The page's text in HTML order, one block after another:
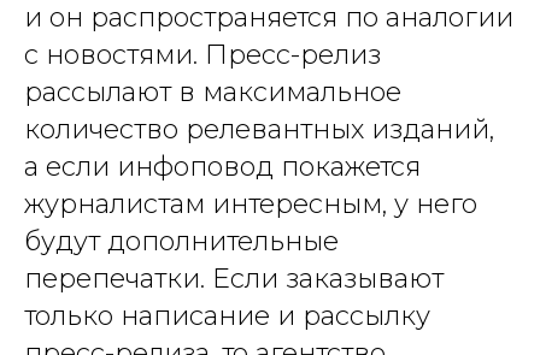
и он распространяется по аналогии
с новостями. Пресс-релиз
рассылают в максимальное
количество релевантных изданий,
а если инфоповод покажется
журналистам интересным, у него
будут дополнительные
перепечатки. Если заказывают
только написание и рассылку